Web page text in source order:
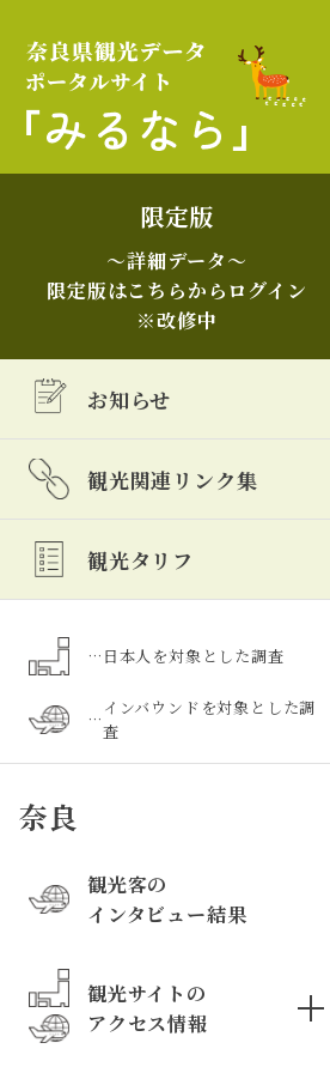
限定版
～詳細データ～
限定版はこちらからログイン
※改修中
お知らせ
観光関連リンク集
観光タリフ
… 日本人を対象とした調査
…
インバウンドを対象とした調
査
奈良
観光客の
インタビュー結果
観光サイトの
アクセス情報